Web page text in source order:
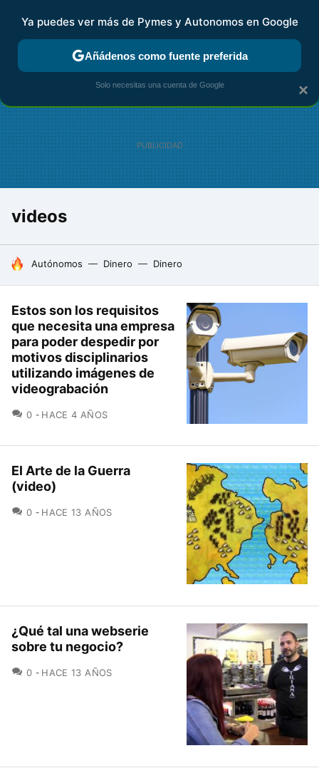
FISCALIDAD Y CONTABILIDAD KIT DIGITAL RENTA
videos
HOY SE HABLA DE
Autónomos Dinero Dinero
Estos son los requisitos
que necesita una empresa
para poder despedir por
motivos disciplinarios
utilizando imágenes de
videograbación
0 COMENTARIOS
HACE 4 AÑOS
El Arte de la Guerra
(video)
0 COMENTARIOS
HACE 13 AÑOS
¿Qué tal una webserie
sobre tu negocio?
0 COMENTARIOS
HACE 13 AÑOS
×
Ya puedes ver más de Pymes y Autonomos en Google
Añádenos como fuente preferida
Solo necesitas una cuenta de Google